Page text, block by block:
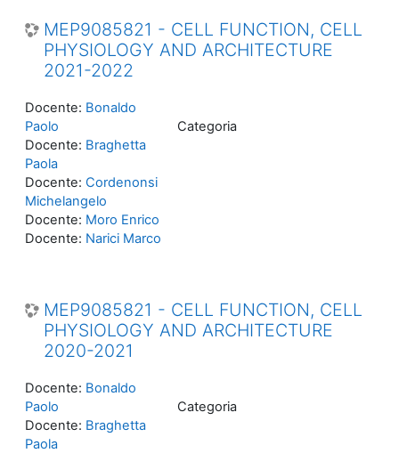
MEP9085821 - CELL FUNCTION, CELL
PHYSIOLOGY AND ARCHITECTURE
2021-2022
Categoria
Docente: Bonaldo
Paolo
Docente: Braghetta
Paola
Docente: Cordenonsi
Michelangelo
Docente: Moro Enrico
Docente: Narici Marco
MEP9085821 - CELL FUNCTION, CELL
PHYSIOLOGY AND ARCHITECTURE
2020-2021
Categoria
Docente: Bonaldo
Paolo
Docente: Braghetta
Paola